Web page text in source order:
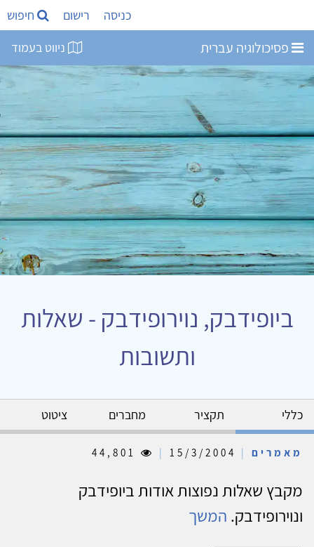
כניסה רישום חיפוש
פסיכולוגיה עברית ניווט בעמוד
ביופידבק, נוירופידבק - שאלות
ותשובות
כללי תקציר מחברים ציטוט
מאמרים |
|
מקבץ שאלות נפוצות אודות ביופידבק
ונוירופידבק. המשך